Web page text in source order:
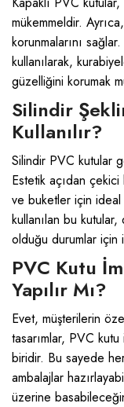
mükemmeldir.
korunmalarını
kullanılarak,
güzelliğini korumak
Silindir
Kullanılır?
Silindir PVC kutular
Estetik açıdan
ve buketler için ideal
kullanılan bu kutular,
olduğu durumlar için
PVC Kutu
Yapılır Mı?
Evet, müşterilerin
tasarımlar, PVC kutu
biridir. Bu sayede
ambalajlar
üzerine